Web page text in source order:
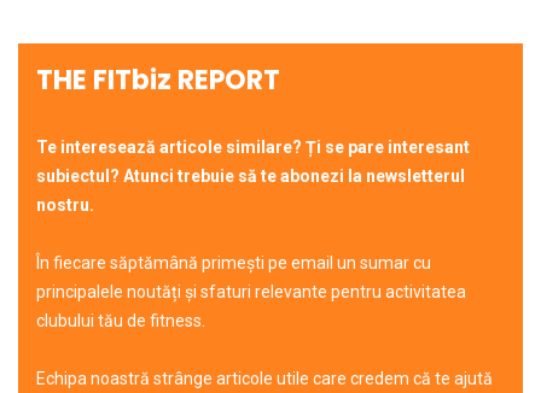
THE FITbiz REPORT
Te interesează articole similare? Ți se pare interesant
subiectul? Atunci trebuie să te abonezi la newsletterul
nostru.
În fiecare săptămână primești pe email un sumar cu
principalele noutăți și sfaturi relevante pentru activitatea
clubului tău de fitness.
Echipa noastră strânge articole utile care credem că te ajută